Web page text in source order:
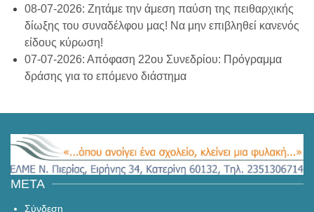
08-07-2026: Ζητάμε την άμεση παύση της πειθαρχικής
δίωξης του συναδέλφου μας! Να μην επιβληθεί κανενός
είδους κύρωση!
07-07-2026: Απόφαση 22ου Συνεδρίου: Πρόγραμμα
δράσης για το επόμενο διάστημα
META
Σύνδεση